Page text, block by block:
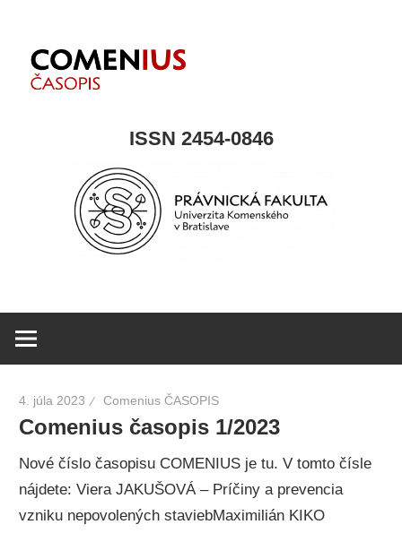
content
ISSN 2454-0846
4. júla 2023 Comenius ČASOPIS
Comenius časopis 1/2023
Nové číslo časopisu COMENIUS je tu. V tomto čísle
nájdete: Viera JAKUŠOVÁ – Príčiny a prevencia
vzniku nepovolených staviebMaximilián KIKO